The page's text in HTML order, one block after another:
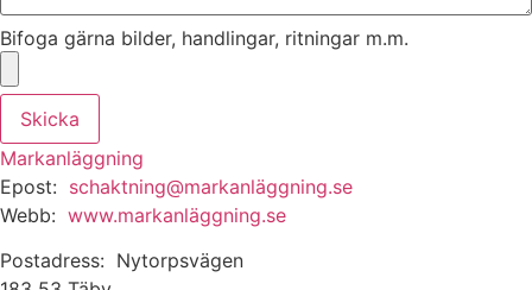
Bifoga gärna bilder, handlingar, ritningar m.m.
Skicka
Markanläggning
Epost: schaktning@markanläggning.se
Webb: www.markanläggning.se
Postadress: Nytorpsvägen